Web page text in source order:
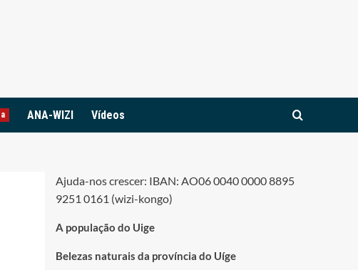
ANA-WIZI Vídeos
Ajuda-nos crescer: IBAN: AO06 0040 0000 8895
9251 0161 (wizi-kongo)
A população do Uige
Belezas naturais da província do Uíge